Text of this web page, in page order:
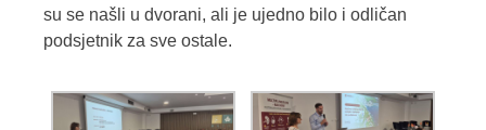
su se našli u dvorani, ali je ujedno bilo i odličan
podsjetnik za sve ostale.